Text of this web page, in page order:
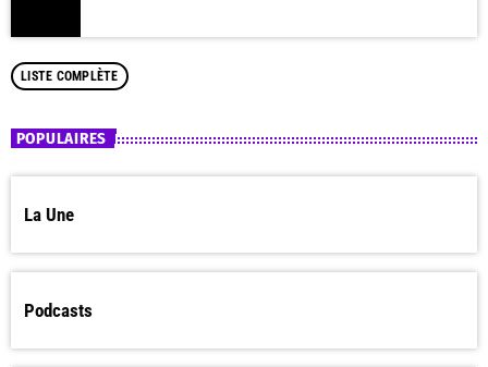
LISTE COMPLÈTE
POPULAIRES
La Une
Podcasts